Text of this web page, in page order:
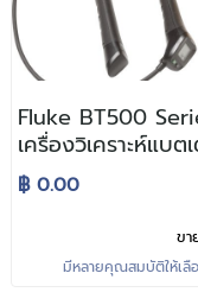
Fluke BT500
เครื่องวิเคราะห์แบต
฿ 0.00
ข
มีหลายคุณสมบัติให้เลื